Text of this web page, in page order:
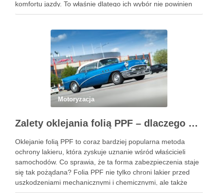
komfortu jazdy. To właśnie dlatego ich wybór nie powinien
sprowadzać się wyłącznie do wzoru, koloru albo okazji
Motoryzacja
Zalety oklejania folią PPF – dlaczego warto zainwestować w ochronę lakieru?
Oklejanie folią PPF to coraz bardziej popularna metoda
ochrony lakieru, która zyskuje uznanie wśród właścicieli
samochodów. Co sprawia, że ta forma zabezpieczenia staje
się tak pożądana? Folia PPF nie tylko chroni lakier przed
uszkodzeniami mechanicznymi i chemicznymi, ale także